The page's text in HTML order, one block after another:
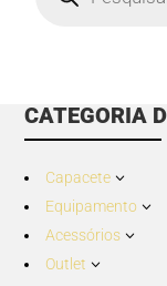
CATEGORIA
Capacete 3
Equipamento 3
Acessórios 3
Outlet 3